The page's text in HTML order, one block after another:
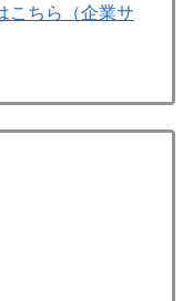
こちら（企業サ